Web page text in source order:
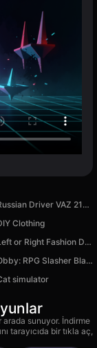
Russian Driver VAZ 2108
Clothing
Left or Right Fashion Dress
Obby: RPG Slasher Blade Loot
simulator
sunuyor. İndirme
tarayıcıda bir tıkla aç,